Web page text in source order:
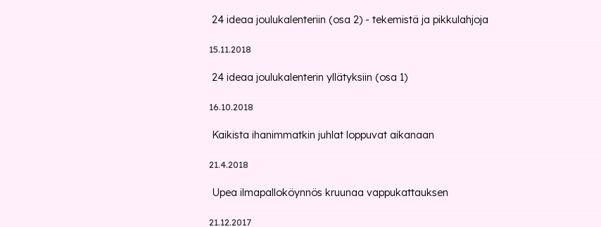
24 ideaa joulukalenteriin (osa 2) - tekemistä ja pikkulahjoja
15.11.2018
24 ideaa joulukalenterin yllätyksiin (osa 1)
16.10.2018
Kaikista ihanimmatkin juhlat loppuvat aikanaan
21.4.2018
Upea ilmapalloköynnös kruunaa vappukattauksen
21.12.2017